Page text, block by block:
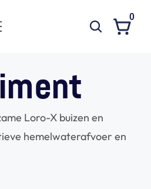
Loro-X buizen en
hemelwaterafvoer en
0